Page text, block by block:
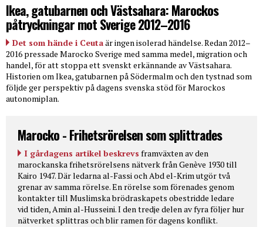
Ikea, gatubarnen och Västsahara: Marockos
påtryckningar mot Sverige 2012–2016
Det som hände i Ceutaär ingen isolerad händelse. Redan 2012–
2016 pressade Marocko Sverige med samma medel, migration och
handel, för att stoppa ett svenskt erkännande av Västsahara.
Historien om Ikea, gatubarnen på Södermalm och den tystnad som
följde ger perspektiv på dagens svenska stöd för Marockos
autonomiplan.
Marocko - Frihetsrörelsen som splittrades
I gårdagens artikel beskrevs framväxten av den
marockanska frihetsrörelsens nätverk från Genève 1930 till
Kairo 1947. Där ledarna al-Fassi och Abd el-Krim utgör två
grenar av samma rörelse. En rörelse som förenades genom
kontakter till Muslimska brödraskapets obestridde ledare
vid tiden, Amin al-Husseini. I den tredje delen av fyra följer hur
nätverket splittras och blir ramen för dagens konflikt.